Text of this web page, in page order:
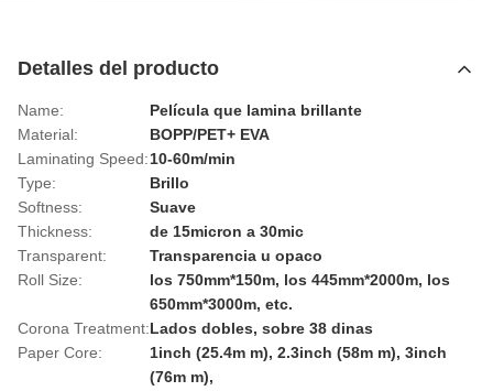
Detalles del producto
Name:
Película que lamina brillante
Material:
BOPP/PET+ EVA
Laminating Speed:10-60m/min
Type:
Brillo
Softness:
Suave
Thickness:
de 15micron a 30mic
Transparent:
Transparencia u opaco
Roll Size:
los 750mm*150m, los 445mm*2000m, los
650mm*3000m, etc.
Corona Treatment:Lados dobles, sobre 38 dinas
Paper Core:
1inch (25.4m m), 2.3inch (58m m), 3inch
(76m m),